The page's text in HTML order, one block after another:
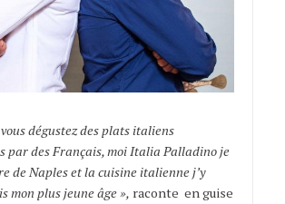
dégustez des plats italiens
par des Français, moi Italia Palladino je
de Naples et la cuisine italienne j’y
mon plus jeune âge », raconte en guise